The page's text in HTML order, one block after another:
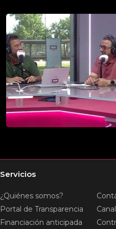
Servicios
¿Quiénes somos?
Portal de Transparencia
Financiación anticipada